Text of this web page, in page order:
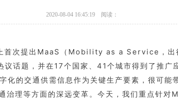
2020-08-04 16:45:19 阅读：
首次提出MaaS（Mobility as a Service，出
议话题，并在17个国家、41个城市得到了推广
化的交通供需信息作为关键生产要素，很可能
治理等方面的深远变革。今天，我们重点针对